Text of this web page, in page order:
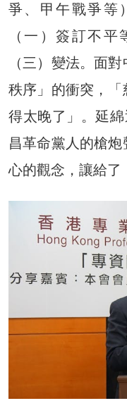
爭、甲午戰爭等
（一）簽訂不
（三）變法。面
秩序」的衝突，
得太晚了」。延
昌革命黨人的槍
心的觀念，讓給了